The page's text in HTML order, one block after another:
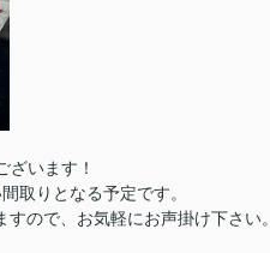
ざいます！
取りとなる予定です。
ので、お気軽にお声掛け下さい。